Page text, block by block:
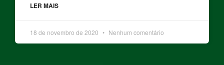
LER MAIS
18 de novembro de 2020 Nenhum comentário